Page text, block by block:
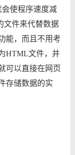
使程序速度减
文件来代替数据
能，而且不用考
HTML文件，并
可以直接在网页
存储数据的实